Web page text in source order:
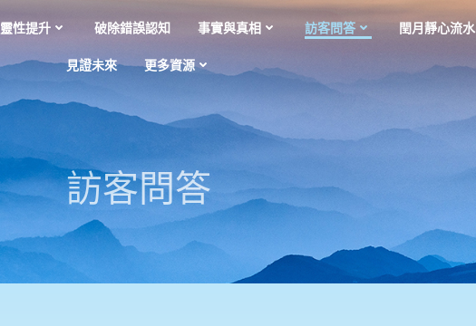
靈性提升 破除錯誤認知 事實與真相 訪客問答 閏月靜心流水
見證未來 更多資源
訪客問答